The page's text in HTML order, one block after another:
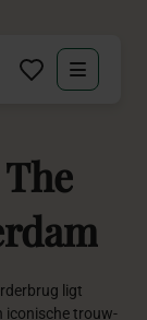
The
ligt
iconische trouw-